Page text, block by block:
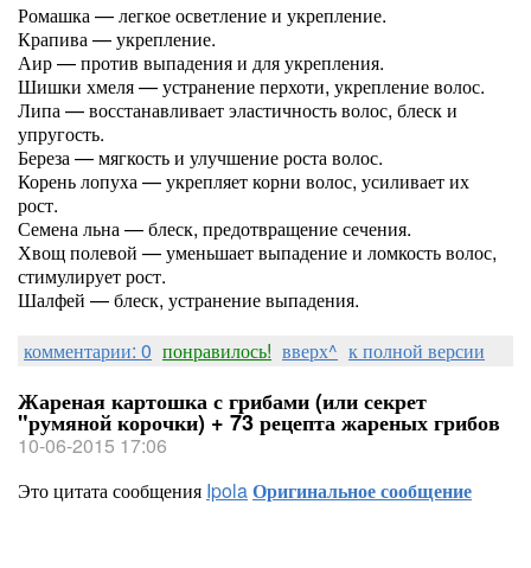
Ромашка — легкое осветление и укрепление.
Крапива — укрепление.
Аир — против выпадения и для укрепления.
Шишки хмеля — устранение перхоти, укрепление волос.
Липа — восстанавливает эластичность волос, блеск и
упругость.
Береза — мягкость и улучшение роста волос.
Корень лопуха — укрепляет корни волос, усиливает их
рост.
Семена льна — блеск, предотвращение сечения.
Хвощ полевой — уменьшает выпадение и ломкость волос,
стимулирует рост.
Шалфей — блеск, устранение выпадения.
комментарии: 0 понравилось! вверх^ к полной версии
Жареная картошка с грибами (или секрет
"румяной корочки) + 73 рецепта жареных грибов
10-06-2015 17:06
Это цитата сообщения IpolaОригинальное сообщение